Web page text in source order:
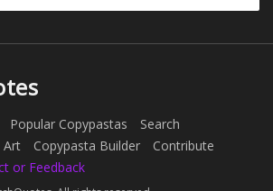
Popular Copypastas
Search
Art Copypasta Builder
Contribute
or Feedback